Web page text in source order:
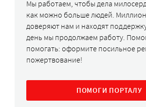
Мы работаем, чтобы дела
как можно больше людей.
доверяют нам и находят
день мы продолжаем работу.
помогать: оформите посильное
пожертвование!
ПОМОГИ ПОРТАЛУ